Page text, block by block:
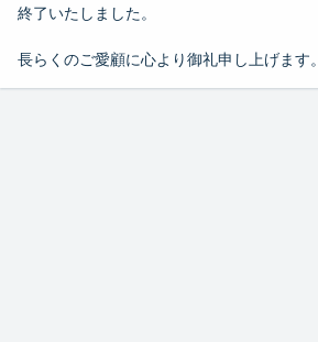
終了いたしました。
長らくのご愛顧に心より御礼申し上げます。